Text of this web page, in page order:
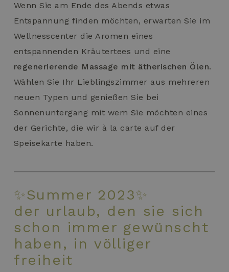
Wenn Sie am Ende des Abends etwas
Entspannung finden möchten, erwarten Sie im
Wellnesscenter die Aromen eines
entspannenden Kräutertees und eine
regenerierende Massage mit ätherischen Ölen.
Wählen Sie Ihr Lieblingszimmer aus mehreren
neuen Typen und genießen Sie bei
Sonnenuntergang mit wem Sie möchten eines
der Gerichte, die wir à la carte auf der
Speisekarte haben.
✨Summer 2023✨
der urlaub, den sie sich
schon immer gewünscht
haben, in völliger
freiheit